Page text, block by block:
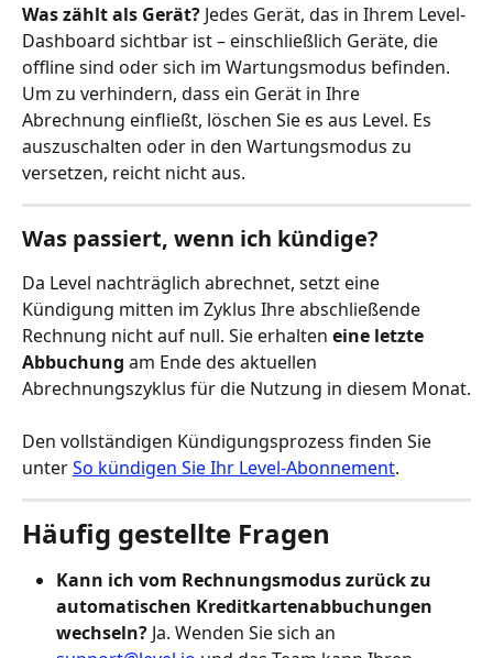
Was zählt als Gerät? Jedes Gerät, das in Ihrem Level-
Dashboard sichtbar ist – einschließlich Geräte, die
offline sind oder sich im Wartungsmodus befinden.
Um zu verhindern, dass ein Gerät in Ihre
Abrechnung einfließt, löschen Sie es aus Level. Es
auszuschalten oder in den Wartungsmodus zu
versetzen, reicht nicht aus.
Was passiert, wenn ich kündige?
Da Level nachträglich abrechnet, setzt eine
Kündigung mitten im Zyklus Ihre abschließende
Rechnung nicht auf null. Sie erhalten eine letzte
Abbuchung am Ende des aktuellen
Abrechnungszyklus für die Nutzung in diesem Monat.
Den vollständigen Kündigungsprozess finden Sie
unter So kündigen Sie Ihr Level-Abonnement.
Häufig gestellte Fragen
Kann ich vom Rechnungsmodus zurück zu
automatischen Kreditkartenabbuchungen
wechseln? Ja. Wenden Sie sich an